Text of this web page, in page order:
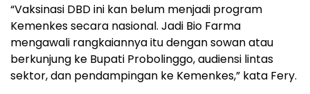
“Vaksinasi DBD ini kan belum menjadi program
Kemenkes secara nasional. Jadi Bio Farma
mengawali rangkaiannya itu dengan sowan atau
berkunjung ke Bupati Probolinggo, audiensi lintas
sektor, dan pendampingan ke Kemenkes,” kata Fery.